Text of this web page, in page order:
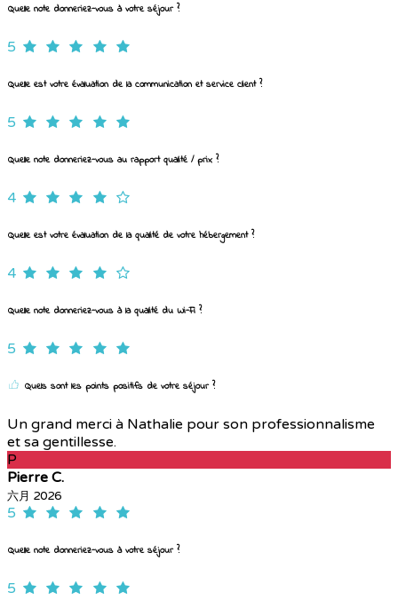
Quelle note donneriez-vous à votre séjour ?
5
Quelle est votre évaluation de la communication et service client ?
5
Quelle note donneriez-vous au rapport qualité / prix ?
4
Quelle est votre évaluation de la qualité de votre hébergement ?
4
Quelle note donneriez-vous à la qualité du Wi-Fi ?
5
Quels sont les points positifs de votre séjour ?
Un grand merci à Nathalie pour son professionnalisme
et sa gentillesse.
P
Pierre C.
六月 2026
5
Quelle note donneriez-vous à votre séjour ?
5